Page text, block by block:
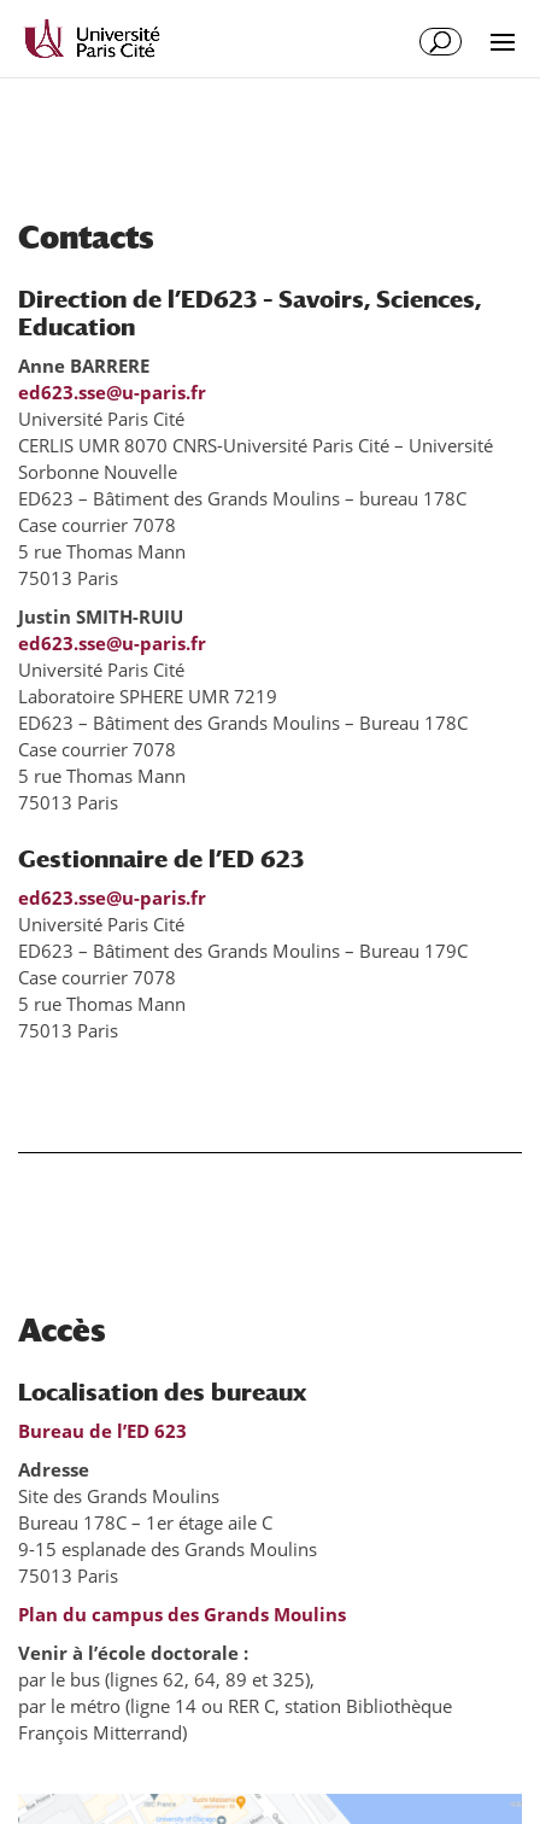
contenu
Contacts
Direction de l’ED623 – Savoirs, Sciences,
Education
Anne BARRERE
ed623.sse@u-paris.fr
Université Paris Cité
CERLIS UMR 8070 CNRS-Université Paris Cité – Université
Sorbonne Nouvelle
ED623 – Bâtiment des Grands Moulins – bureau 178C
Case courrier 7078
5 rue Thomas Mann
75013 Paris
Justin SMITH-RUIU
ed623.sse@u-paris.fr
Université Paris Cité
Laboratoire SPHERE UMR 7219
ED623 – Bâtiment des Grands Moulins – Bureau 178C
Case courrier 7078
5 rue Thomas Mann
75013 Paris
Gestionnaire de l’ED 623
ed623.sse@u-paris.fr
Université Paris Cité
ED623 – Bâtiment des Grands Moulins – Bureau 179C
Case courrier 7078
5 rue Thomas Mann
75013 Paris
Accès
Localisation des bureaux
Bureau de l’ED 623
Adresse
Site des Grands Moulins
Bureau 178C – 1er étage aile C
9-15 esplanade des Grands Moulins
75013 Paris
Plan du campus des Grands Moulins
Venir à l’école doctorale :
par le bus (lignes 62, 64, 89 et 325),
par le métro (ligne 14 ou RER C, station Bibliothèque
François Mitterrand)